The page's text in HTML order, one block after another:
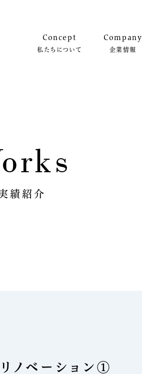
Concept
私たちについて
Company
企業情報
績紹介
ノベーション①